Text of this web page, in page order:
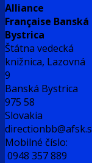
Alliance
Française Banská
Bystrica
Štátna vedecká
knižnica, Lazovná
9
Banská Bystrica
975 58
Slovakia
Mobilné číslo:
0948 357 889